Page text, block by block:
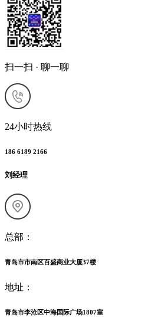
扫一扫 · 聊一聊
24小时热线
186 6189 2166
刘经理
总部：
青岛市市南区百盛商业大厦37楼
地址：
青岛市李沧区中海国际广场1807室